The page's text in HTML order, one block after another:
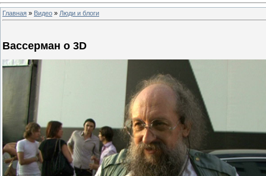
Главная » Видео » Люди и блоги
Вассерман о 3D